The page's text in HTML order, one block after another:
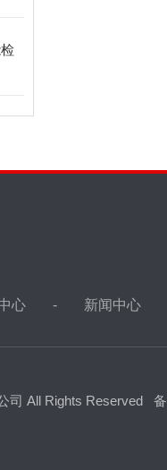
心 新闻中心
司 All Rights Reserved